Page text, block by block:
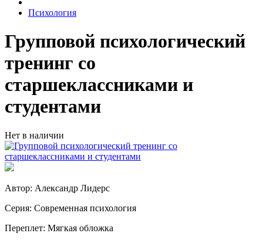
Психология
Групповой психологический
тренинг со
старшеклассниками и
студентами
Нет в наличии
Автор: Александр Лидерс
Серия: Современная психология
Переплет: Мягкая обложка